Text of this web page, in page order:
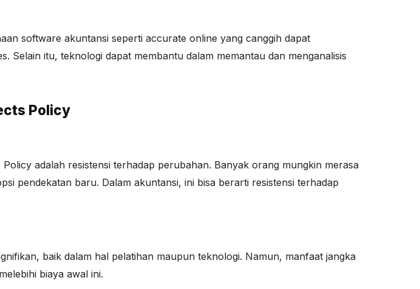
software akuntansi seperti accurate online yang canggih dapat
Selain itu, teknologi dapat membantu dalam memantau dan menganalisis
Policy
adalah resistensi terhadap perubahan. Banyak orang mungkin merasa
pendekatan baru. Dalam akuntansi, ini bisa berarti resistensi terhadap
baik dalam hal pelatihan maupun teknologi. Namun, manfaat jangka
biaya awal ini.